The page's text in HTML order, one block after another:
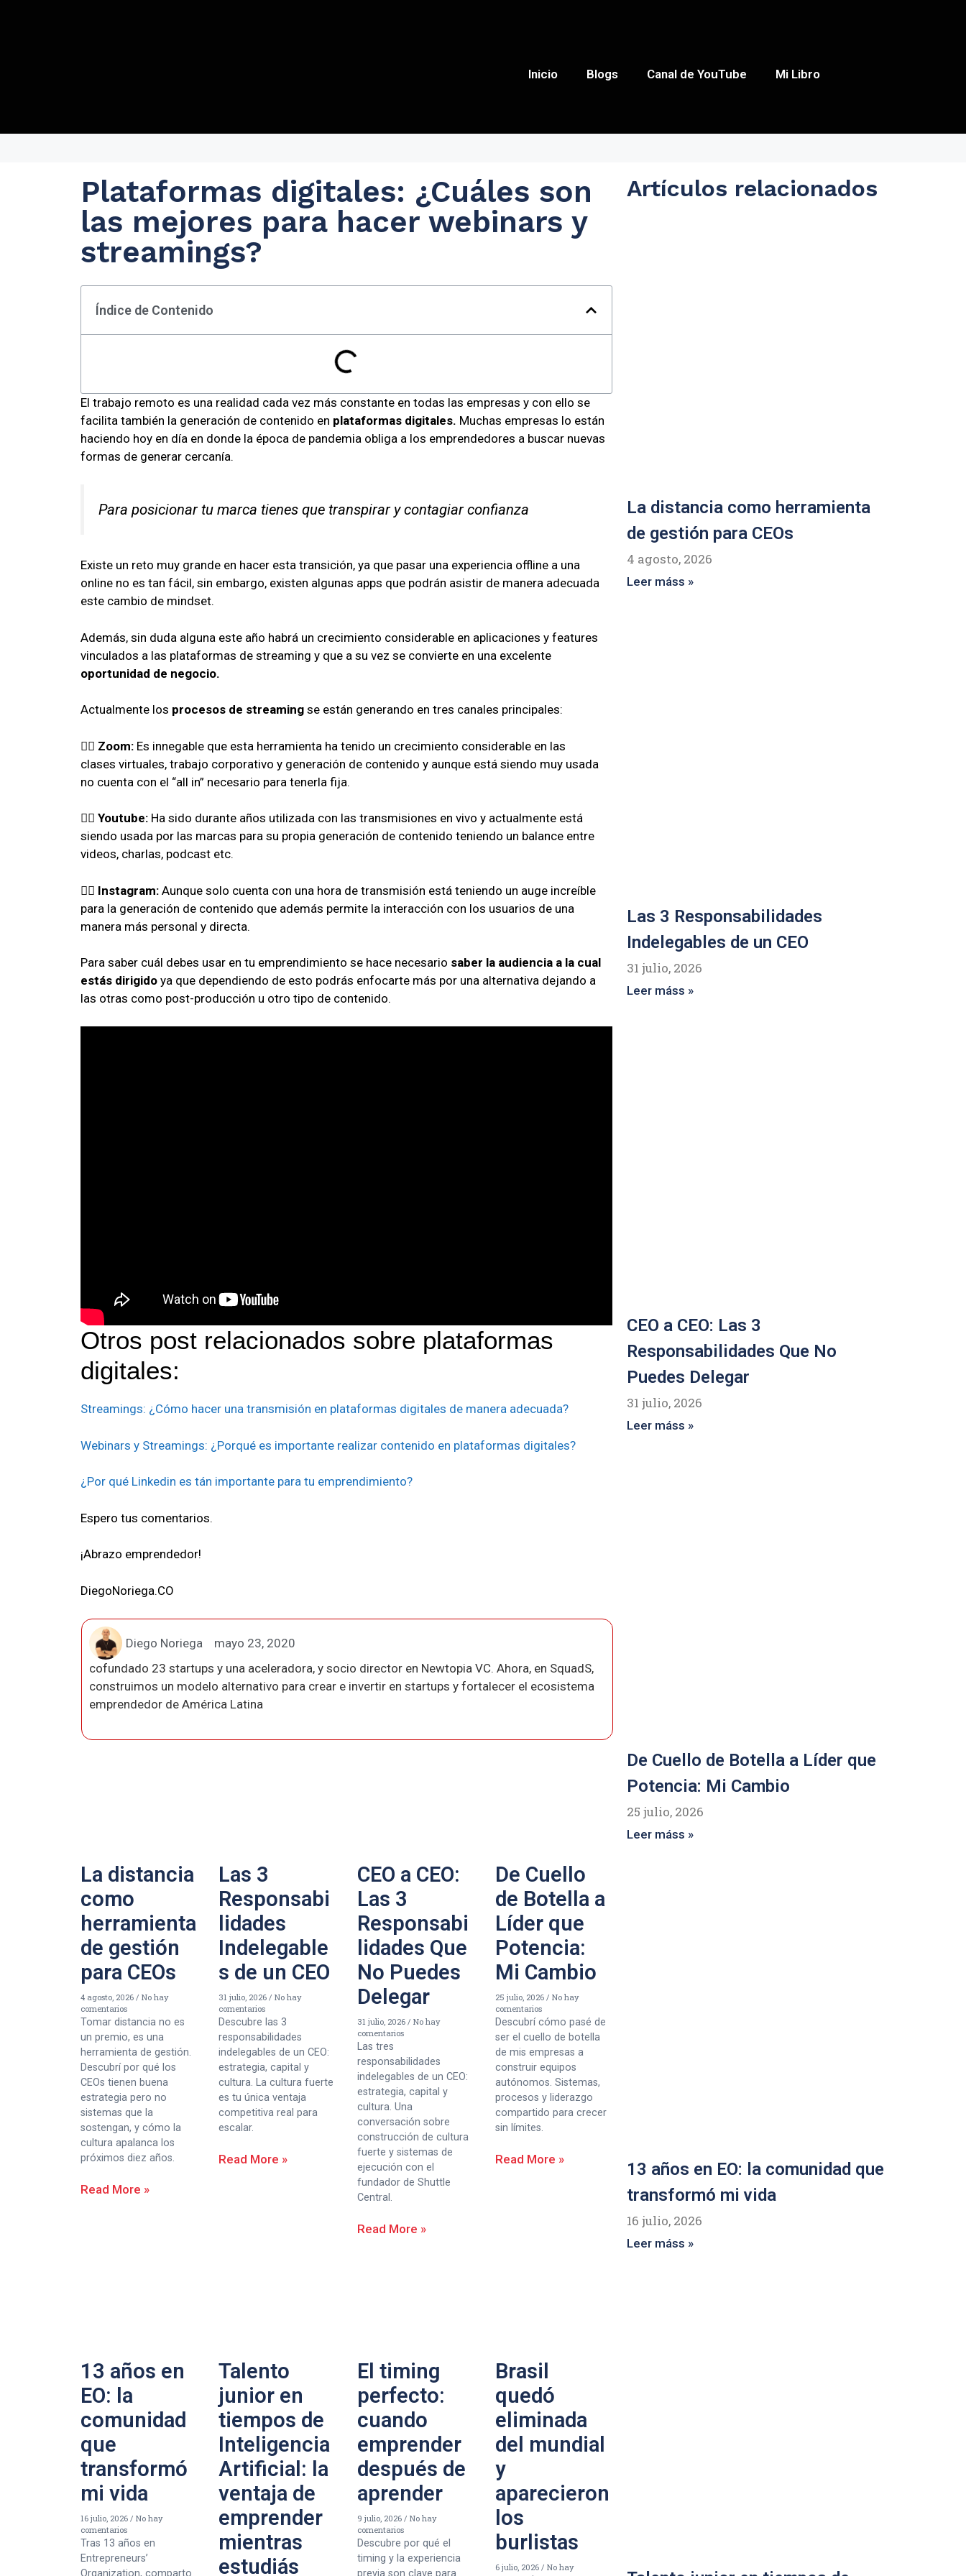
Inicio Blogs Canal de YouTube Mi Libro
Plataformas digitales: ¿Cuáles son
las mejores para hacer webinars y
streamings?
Índice de Contenido
El trabajo remoto es una realidad cada vez más constante en todas las empresas y con ello se
facilita también la generación de contenido en plataformas digitales. Muchas empresas lo están
haciendo hoy en día en donde la época de pandemia obliga a los emprendedores a buscar nuevas
formas de generar cercanía.
Para posicionar tu marca tienes que transpirar y contagiar confianza
Existe un reto muy grande en hacer esta transición, ya que pasar una experiencia offline a una
online no es tan fácil, sin embargo, existen algunas apps que podrán asistir de manera adecuada
este cambio de mindset.
Además, sin duda alguna este año habrá un crecimiento considerable en aplicaciones y features
vinculados a las plataformas de streaming y que a su vez se convierte en una excelente
oportunidad de negocio.
Actualmente los procesos de streaming se están generando en tres canales principales:
👉🏻 Zoom: Es innegable que esta herramienta ha tenido un crecimiento considerable en las
clases virtuales, trabajo corporativo y generación de contenido y aunque está siendo muy usada
no cuenta con el “all in” necesario para tenerla fija.
👉🏻 Youtube: Ha sido durante años utilizada con las transmisiones en vivo y actualmente está
siendo usada por las marcas para su propia generación de contenido teniendo un balance entre
videos, charlas, podcast etc.
👉🏻 Instagram: Aunque solo cuenta con una hora de transmisión está teniendo un auge increíble
para la generación de contenido que además permite la interacción con los usuarios de una
manera más personal y directa.
Para saber cuál debes usar en tu emprendimiento se hace necesario saber la audiencia a la cual
estás dirigido ya que dependiendo de esto podrás enfocarte más por una alternativa dejando a
las otras como post-producción u otro tipo de contenido.
Otros post relacionados sobre plataformas
digitales:
Streamings: ¿Cómo hacer una transmisión en plataformas digitales de manera adecuada?
Webinars y Streamings: ¿Porqué es importante realizar contenido en plataformas digitales?
¿Por qué Linkedin es tán importante para tu emprendimiento?
Espero tus comentarios.
¡Abrazo emprendedor!
DiegoNoriega.CO
Diego Noriega
mayo 23, 2020
cofundado 23 startups y una aceleradora, y socio director en Newtopia VC. Ahora, en SquadS,
construimos un modelo alternativo para crear e invertir en startups y fortalecer el ecosistema
emprendedor de América Latina
La distancia
como
herramienta
de gestión
para CEOs
4 agosto, 2026
No hay
comentarios
Tomar distancia no es
un premio, es una
herramienta de gestión.
Descubrí por qué los
CEOs tienen buena
estrategia pero no
sistemas que la
sostengan, y cómo la
cultura apalanca los
próximos diez años.
Read More »
Las 3
Responsabi
lidades
Indelegable
s de un CEO
31 julio, 2026 No hay
comentarios
Descubre las 3
responsabilidades
indelegables de un CEO:
estrategia, capital y
cultura. La cultura fuerte
es tu única ventaja
competitiva real para
escalar.
Read More »
CEO a CEO:
Las 3
Responsabi
lidades Que
No Puedes
Delegar
31 julio, 2026
No hay
comentarios
Las tres
responsabilidades
indelegables de un CEO:
estrategia, capital y
cultura. Una
conversación sobre
construcción de cultura
fuerte y sistemas de
ejecución con el
fundador de Shuttle
Central.
Read More »
De Cuello
de Botella a
Líder que
Potencia:
Mi Cambio
25 julio, 2026 No hay
comentarios
Descubrí cómo pasé de
ser el cuello de botella
de mis empresas a
construir equipos
autónomos. Sistemas,
procesos y liderazgo
compartido para crecer
sin límites.
Read More »
13 años en
EO: la
comunidad
que
transformó
mi vida
16 julio, 2026
No hay
comentarios
Tras 13 años en
Entrepreneurs’
Organization, comparto
Talento
junior en
tiempos de
Inteligencia
Artificial: la
ventaja de
emprender
mientras
estudiás
El timing
perfecto:
cuando
emprender
después de
aprender
9 julio, 2026
No hay
comentarios
Descubre por qué el
timing y la experiencia
previa son clave para
Brasil
quedó
eliminada
del mundial
y
aparecieron
los
burlistas
6 julio, 2026 No hay
Artículos relacionados
La distancia como herramienta
de gestión para CEOs
4 agosto, 2026
Leer máss »
Las 3 Responsabilidades
Indelegables de un CEO
31 julio, 2026
Leer máss »
CEO a CEO: Las 3
Responsabilidades Que No
Puedes Delegar
31 julio, 2026
Leer máss »
De Cuello de Botella a Líder que
Potencia: Mi Cambio
25 julio, 2026
Leer máss »
13 años en EO: la comunidad que
transformó mi vida
16 julio, 2026
Leer máss »